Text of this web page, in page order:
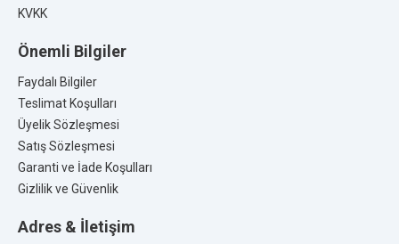
KVKK
Önemli Bilgiler
Faydalı Bilgiler
Teslimat Koşulları
Üyelik Sözleşmesi
Satış Sözleşmesi
Garanti ve İade Koşulları
Gizlilik ve Güvenlik
Adres & İletişim